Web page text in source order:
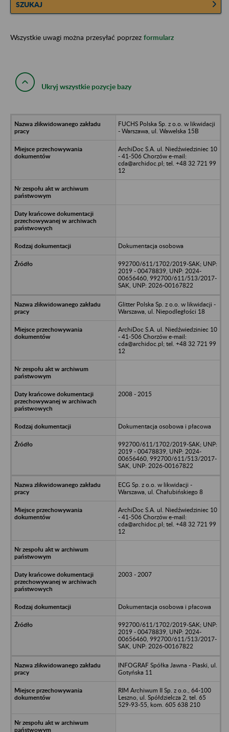
SZUKAJ
Wszystkie uwagi można przesyłać poprzez formularz
Ukryj wszystkie pozycje bazy
FUCHS Polska Sp. z o.o. w likwidacji
- Warszawa, ul. Wawelska 15B
ArchiDoc S.A. ul. Niedźwiedziniec 10
- 41-506 Chorzów e-mail:
cda@archidoc.pl; tel. +48 32 721 99
12
Dokumentacja osobowa
992700/611/1702/2019-SAK; UNP:
2019 - 00478839, UNP: 2024-
00656460, 992700/611/513/2017-
SAK, UNP: 2026-00167822
Glitter Polska Sp. z o.o. w likwidacji -
Warszawa, ul. Niepodległości 18
ArchiDoc S.A. ul. Niedźwiedziniec 10
- 41-506 Chorzów e-mail:
cda@archidoc.pl; tel. +48 32 721 99
12
2008 - 2015
Dokumentacja osobowa i płacowa
992700/611/1702/2019-SAK; UNP:
2019 - 00478839, UNP: 2024-
00656460, 992700/611/513/2017-
SAK, UNP: 2026-00167822
ECG Sp. z o.o. w likwidacji -
Warszawa, ul. Chałubińskiego 8
ArchiDoc S.A. ul. Niedźwiedziniec 10
- 41-506 Chorzów e-mail:
cda@archidoc.pl; tel. +48 32 721 99
12
2003 - 2007
Dokumentacja osobowa i płacowa
992700/611/1702/2019-SAK; UNP:
2019 - 00478839, UNP: 2024-
00656460, 992700/611/513/2017-
SAK, UNP: 2026-00167822
INFOGRAF Spółka Jawna - Piaski, ul.
Gotyńska 11
RIM Archiwum II Sp. z o.o., 64-100
Leszno, ul. Spółdzielcza 2, tel. 65
529-93-55, kom. 605 638 210